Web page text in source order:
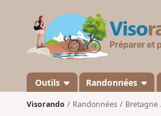
Outils Randonnées
Visorando Randonnées Bretagne